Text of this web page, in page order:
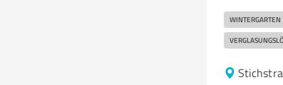
WINTERGARTEN